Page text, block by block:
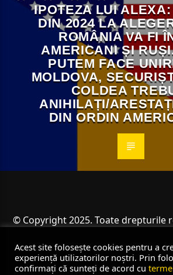
IPOTEZA LUI
DIN 2024 LA
ROMÂNIA VA FI
AMERICANI ȘI
PUTEM FACE
MOLDOVA,
COLDEA
ANIHILAȚI/
DIN ORDIN
© Copyright 2025. Toate drepturile
Acest site folosește cookies pentru a
experiență utilizatorilor noștri. Prin
confirmați că sunteți de acord cu